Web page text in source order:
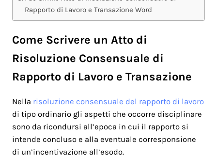
Rapporto di Lavoro e Transazione Word
Come Scrivere un Atto di
Risoluzione Consensuale di
Rapporto di Lavoro e Transazione
Nella risoluzione consensuale del rapporto di lavoro
di tipo ordinario gli aspetti che occorre disciplinare
sono da ricondursi all’epoca in cui il rapporto si
intende concluso e alla eventuale corresponsione
di un’incentivazione all’esodo.